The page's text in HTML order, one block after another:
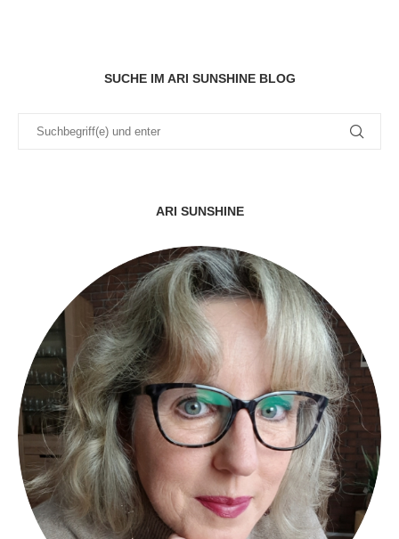
SUCHE IM ARI SUNSHINE BLOG
ARI SUNSHINE